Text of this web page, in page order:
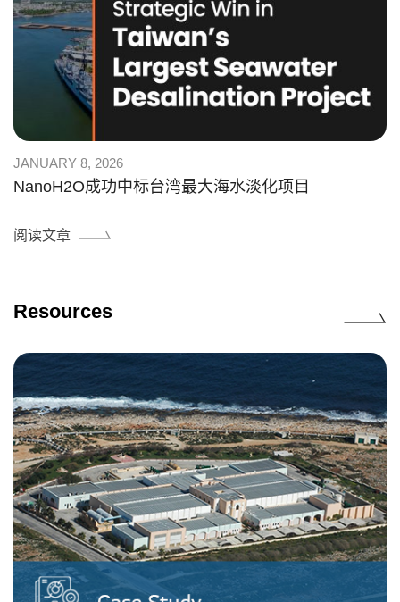
JANUARY 8, 2026
NanoH2O成功中标台湾最大海水淡化项目
阅读文章
Resources